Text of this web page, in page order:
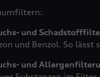
und
und Benzol. So lässt
und